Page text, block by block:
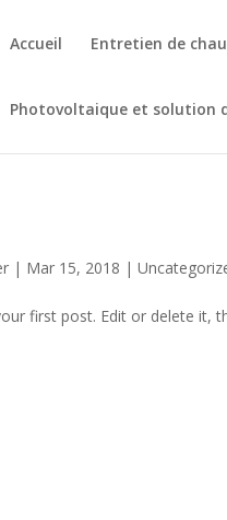
Accueil Entretien de
Photovoltaique et solution
| Mar 15, 2018 |
first post. Edit or delete it,